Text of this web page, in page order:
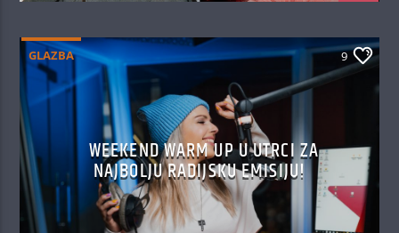
GLAZBA 9
WEEKEND WARM UP U UTRCI ZA
NAJBOLJU RADIJSKU EMISIJU!